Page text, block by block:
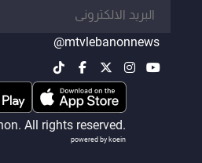
@mtvlebanonnews
All rights reserved.
powered by koein